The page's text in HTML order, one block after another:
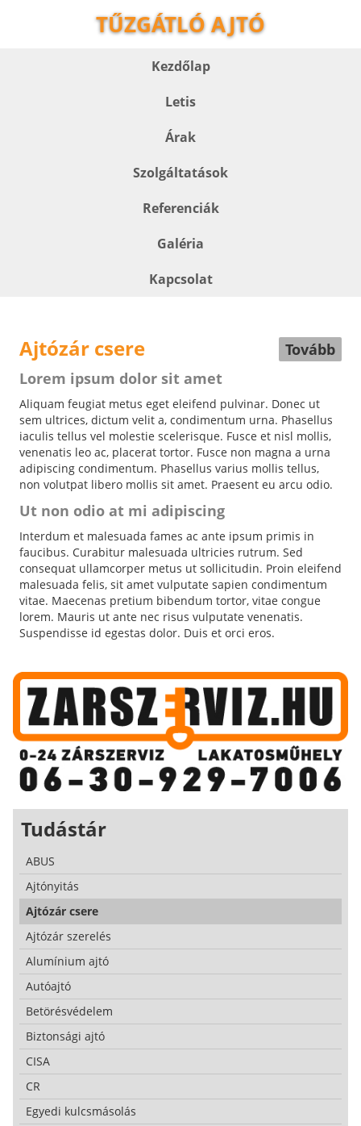
TŰZGÁTLÓ AJTÓ
Kezdőlap
Letis
Árak
Szolgáltatások
Referenciák
Galéria
Kapcsolat
Ajtózár csere
Tovább
Lorem ipsum dolor sit amet
Aliquam feugiat metus eget eleifend pulvinar. Donec ut
sem ultrices, dictum velit a, condimentum urna. Phasellus
iaculis tellus vel molestie scelerisque. Fusce et nisl mollis,
venenatis leo ac, placerat tortor. Fusce non magna a urna
adipiscing condimentum. Phasellus varius mollis tellus,
non volutpat libero mollis sit amet. Praesent eu arcu odio.
Ut non odio at mi adipiscing
Interdum et malesuada fames ac ante ipsum primis in
faucibus. Curabitur malesuada ultricies rutrum. Sed
consequat ullamcorper metus ut sollicitudin. Proin eleifend
malesuada felis, sit amet vulputate sapien condimentum
vitae. Maecenas pretium bibendum tortor, vitae congue
lorem. Mauris ut ante nec risus vulputate venenatis.
Suspendisse id egestas dolor. Duis et orci eros.
Tudástár
ABUS
Ajtónyitás
Ajtózár csere
Ajtózár szerelés
Alumínium ajtó
Autóajtó
Betörésvédelem
Biztonsági ajtó
CISA
CR
Egyedi kulcsmásolás